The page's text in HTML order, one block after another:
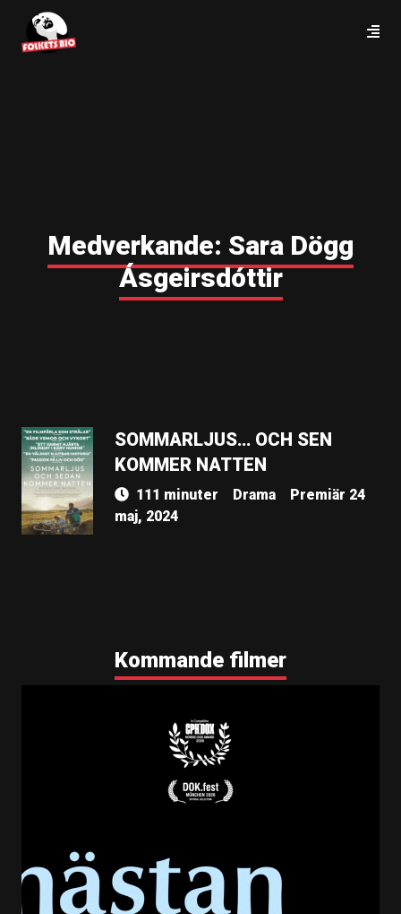
Medverkande: Sara Dögg
Ásgeirsdóttir
SOMMARLJUS… OCH SEN
KOMMER NATTEN
111 minuter Drama
Premiär 24
maj, 2024
Kommande filmer